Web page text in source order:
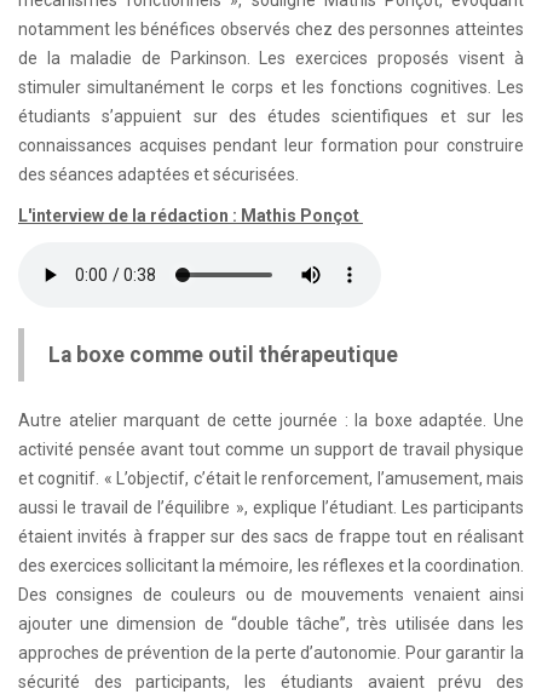
notamment les bénéfices observés chez des personnes atteintes
de la maladie de Parkinson. Les exercices proposés visent à
stimuler simultanément le corps et les fonctions cognitives. Les
étudiants s’appuient sur des études scientifiques et sur les
connaissances acquises pendant leur formation pour construire
des séances adaptées et sécurisées.
L'interview de la rédaction : Mathis Ponçot
La boxe comme outil thérapeutique
Autre atelier marquant de cette journée : la boxe adaptée. Une
activité pensée avant tout comme un support de travail physique
et cognitif. « L’objectif, c’était le renforcement, l’amusement, mais
aussi le travail de l’équilibre », explique l’étudiant. Les participants
étaient invités à frapper sur des sacs de frappe tout en réalisant
des exercices sollicitant la mémoire, les réflexes et la coordination.
Des consignes de couleurs ou de mouvements venaient ainsi
ajouter une dimension de “double tâche”, très utilisée dans les
approches de prévention de la perte d’autonomie. Pour garantir la
sécurité des participants, les étudiants avaient prévu des